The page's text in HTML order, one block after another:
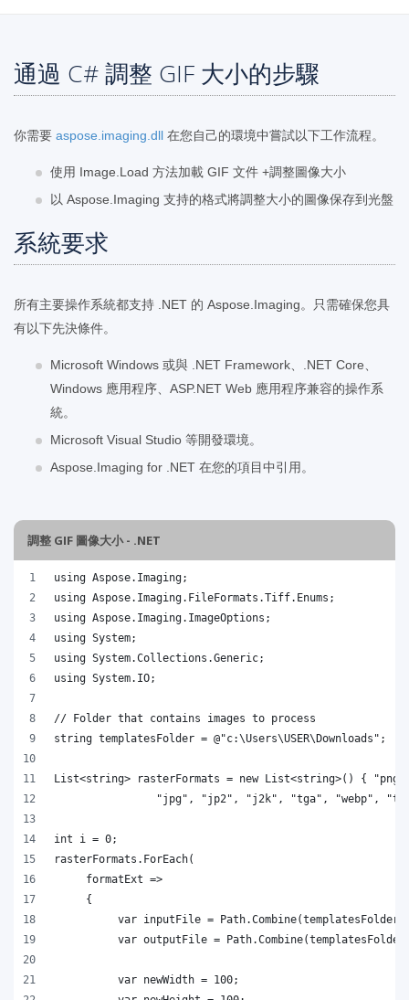
通過 C# 調整 GIF 大小的步驟
你需要 aspose.imaging.dll 在您自己的環境中嘗試以下工作流程。
使用 Image.Load 方法加載 GIF 文件 +調整圖像大小
以 Aspose.Imaging 支持的格式將調整大小的圖像保存到光盤
系統要求
所有主要操作系統都支持 .NET 的 Aspose.Imaging。只需確保您具
有以下先決條件。
Microsoft Windows 或與 .NET Framework、.NET Core、
Windows 應用程序、ASP.NET Web 應用程序兼容的操作系
統。
Microsoft Visual Studio 等開發環境。
Aspose.Imaging for .NET 在您的項目中引用。
調整 GIF 圖像大小 - .NET